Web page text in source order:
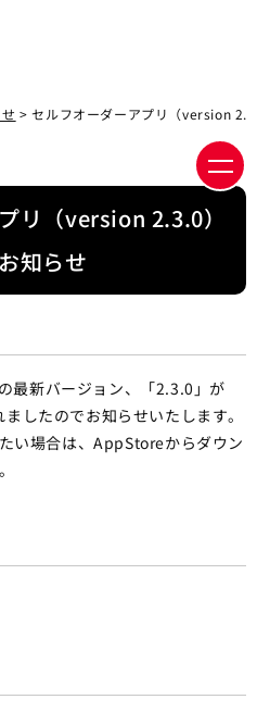
> セルフオーダーアプリ（version
リ（version 2.3.0）
知らせ
最新バージョン、「2.3.0」が
したのでお知らせいたします。
い場合は、AppStoreからダウン